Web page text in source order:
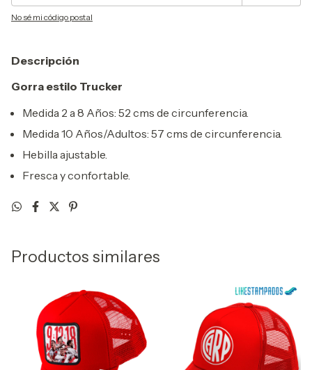
No sé mi código postal
Descripción
Gorra estilo Trucker
Medida 2 a 8 Años: 52 cms de circunferencia.
Medida 10 Años/Adultos: 57 cms de circunferencia.
Hebilla ajustable.
Fresca y confortable.
Productos similares